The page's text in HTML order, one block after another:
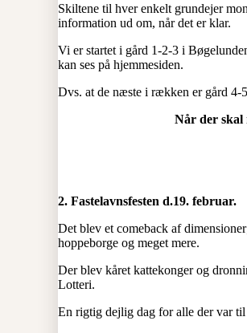
Skiltene til hver enkelt grundejer
information ud om, når det er klar.
Vi er startet i gård 1-2-3 i
kan ses på hjemmesiden.
Dvs. at de næste i rækken er gård 4-
Når der skal
2. Fastelavnsfesten d.19. februar.
Det blev et comeback af
hoppeborge og meget mere.
Der blev kåret kattekonger og
Lotteri.
En rigtig dejlig dag for alle der var